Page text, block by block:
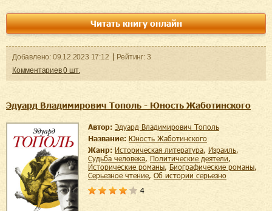
Читать книгу онлайн
Добавленo: 09.12.2023 17:12 Рейтинг: 3
Комментариев0 шт.
Эдуард Владимирович Тополь - Юность Жаботинского
Автор:
Эдуард Владимирович Тополь
Название:
Юность Жаботинского
Жанр:
историческая литература, Израиль,
судьба человека, политические деятели,
исторические романы, биографические романы,
серьезное чтение,
об истории серьезно
4